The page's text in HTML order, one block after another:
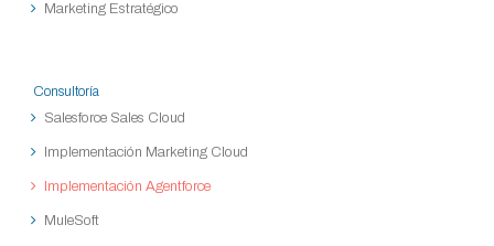
Marketing Estratégico
Consultoría
Salesforce Sales Cloud
Implementación Marketing Cloud
Implementación Agentforce
MuleSoft